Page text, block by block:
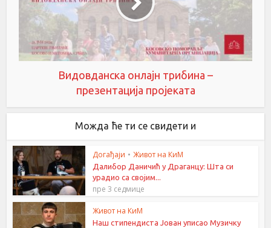
Видовданска онлајн трибина –
презентација пројеката
Можда ће ти се свидети и
Догађаји • Живот на КиМ
Далибор Даничић у Драганцу: Шта си
урадио са својим...
пре 3 седмице
Живот на КиМ
Наш стипендиста Јован уписао Музичку